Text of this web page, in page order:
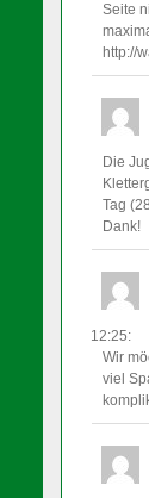
Seite
http://
Die
Tag
Dank!
12:25:
Wir
viel